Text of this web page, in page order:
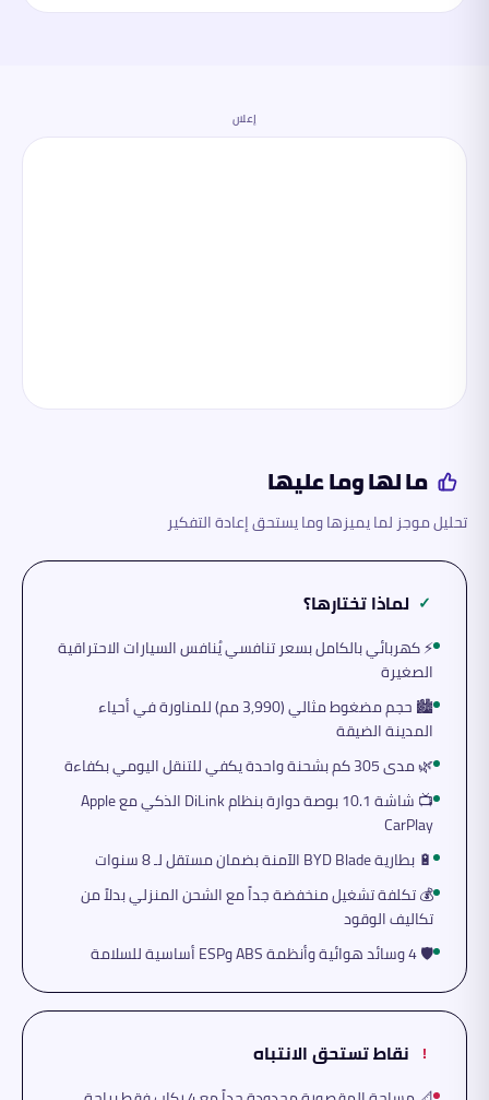
إعلان
ما لها وما عليها
تحليل موجز لما يميزها وما يستحق إعادة التفكير
✓ لماذا تختارها؟
⚡ كهربائي بالكامل بسعر تنافسي يُنافس السيارات الاحتراقية
الصغيرة
🏙️ حجم مضغوط مثالي (3,990 مم) للمناورة في أحياء
المدينة الضيقة
🌿 مدى 305 كم بشحنة واحدة يكفي للتنقل اليومي بكفاءة
📺 شاشة 10.1 بوصة دوارة بنظام DiLink الذكي مع Apple
CarPlay
🔋 بطارية BYD Blade الآمنة بضمان مستقل لـ 8 سنوات
💰 تكلفة تشغيل منخفضة جداً مع الشحن المنزلي بدلاً من
تكاليف الوقود
🛡️ 4 وسائد هوائية وأنظمة ABS وESP أساسية للسلامة
! نقاط تستحق الانتباه